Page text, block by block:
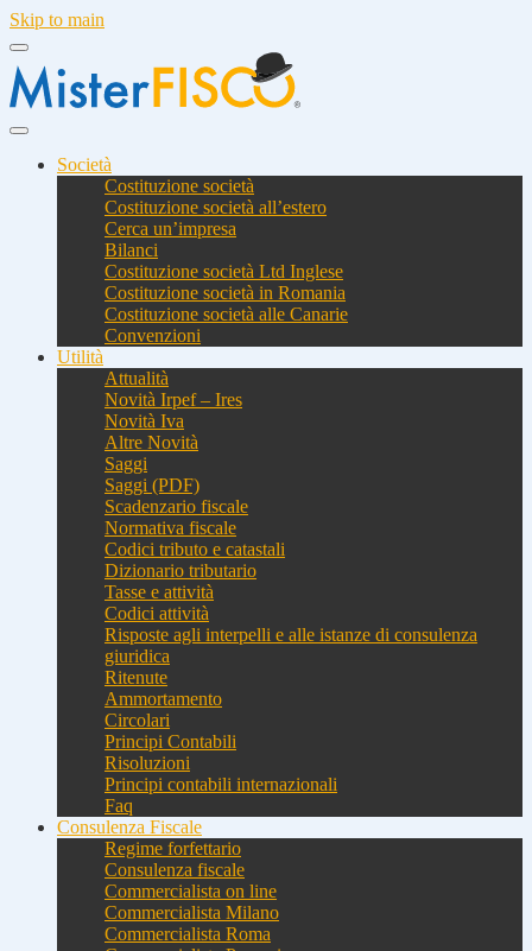
Skip to main
Società
Costituzione società
Costituzione società all’estero
Cerca un’impresa
Bilanci
Costituzione società Ltd Inglese
Costituzione società in Romania
Costituzione società alle Canarie
Convenzioni
Utilità
Attualità
Novità Irpef – Ires
Novità Iva
Altre Novità
Saggi
Saggi (PDF)
Scadenzario fiscale
Normativa fiscale
Codici tributo e catastali
Dizionario tributario
Tasse e attività
Codici attività
Risposte agli interpelli e alle istanze di consulenza
giuridica
Ritenute
Ammortamento
Circolari
Principi Contabili
Risoluzioni
Principi contabili internazionali
Faq
Consulenza Fiscale
Regime forfettario
Consulenza fiscale
Commercialista on line
Commercialista Milano
Commercialista Roma